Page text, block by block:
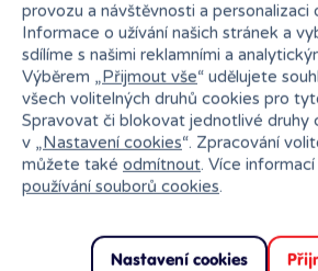
provozu a návštěvnosti a personalizaci
Informace o užívání našich stránek a
sdílíme s našimi reklamními a
Výběrem „Přijmout vše“ udělujete
všech volitelných druhů cookies pro
Spravovat či blokovat jednotlivé druhy
v „Nastavení cookies“. Zpracování
můžete také odmítnout. Více
používání souborů cookies.
Nastavení cookies